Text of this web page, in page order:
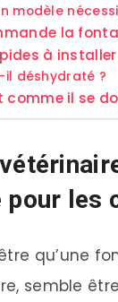
modèle
la
à
déshydraté ?
comme il se
pour les
qu’une
semble